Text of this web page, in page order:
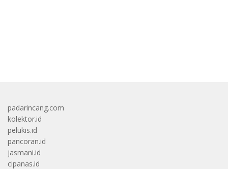
padarincang.com
kolektor.id
pelukis.id
pancoran.id
jasmani.id
cipanas.id